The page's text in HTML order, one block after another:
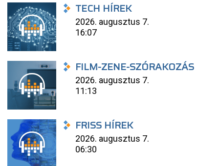
TECH HÍREK
2026. augusztus 7.
16:07
FILM-ZENE-SZÓRAKOZÁS
2026. augusztus 7.
11:13
FRISS HÍREK
2026. augusztus 7.
06:30